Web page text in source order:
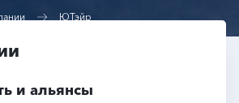
ЮТэйр
и альянсы